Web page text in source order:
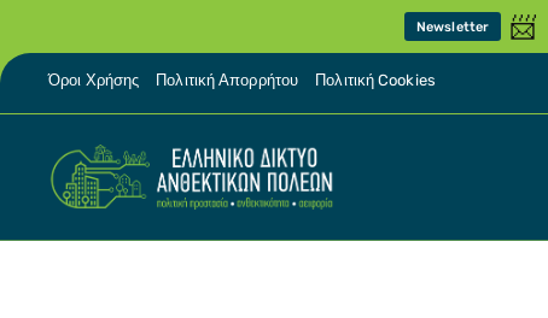
Newsletter 📨
Όροι Χρήσης Πολιτική Απορρήτου Πολιτική Cookies